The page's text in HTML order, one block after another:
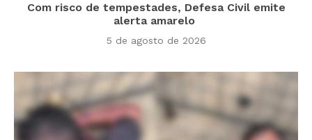
Com risco de tempestades, Defesa Civil emite
alerta amarelo
5 de agosto de 2026